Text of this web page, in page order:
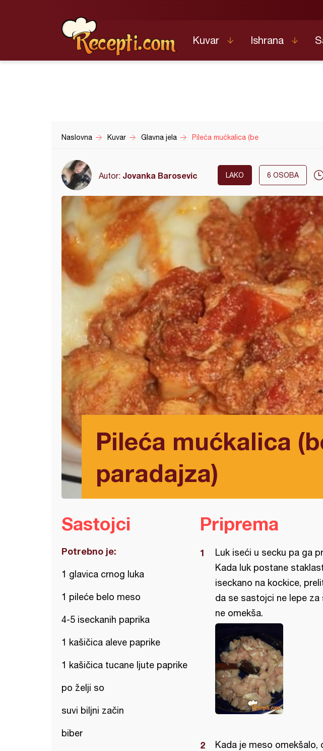
Kuvar Ishrana
Naslovna Kuvar Glavna jela Pileća mućkalica (be
Autor: Jovanka Barosevic LAKO 6 OSOBA
Pileća mućkalica
paradajza)
Sastojci
Potrebno je:
1 glavica crnog luka
1 pileće belo meso
4-5 iseckanih paprika
1 kašičica aleve paprike
1 kašičica tucane ljute paprike
po želji so
suvi biljni začin
biber
Priprema
Luk iseći u secku pa ga
Kada luk postane
iseckano na kockice,
da se sastojci ne lepe
ne omekša.
Kada je meso omekšalo,